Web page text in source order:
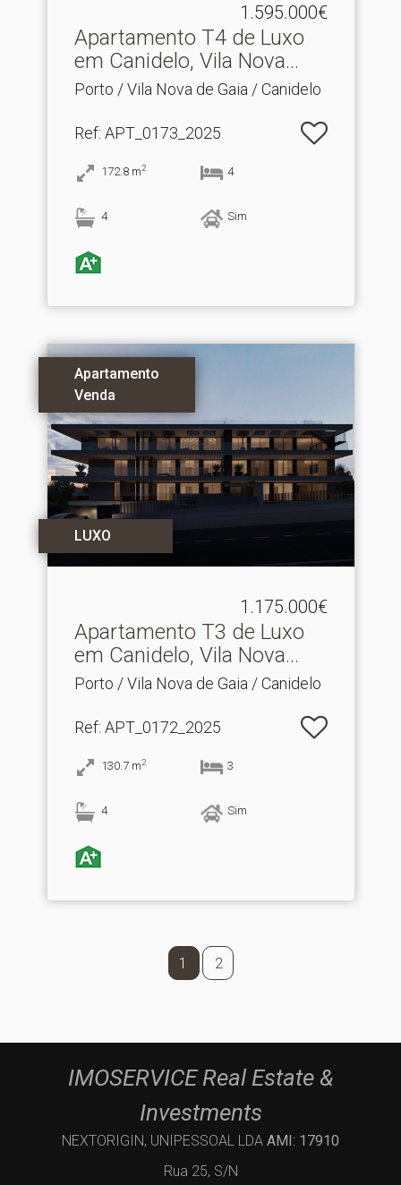
1.595.000€
Apartamento T4 de Luxo
em Canidelo, Vila Nova.​..
Porto / Vila Nova de Gaia / Canidelo
Ref: APT_0173_2025
172.8 m2 4
4 Sim
Apartamento
Venda
LUXO
1.175.000€
Apartamento T3 de Luxo
em Canidelo, Vila Nova.​..
Porto / Vila Nova de Gaia / Canidelo
Ref: APT_0172_2025
130.7 m2 3
4 Sim
1 2
IMOSERVICE Real Estate &
Investments
NEXTORIGIN, UNIPESSOAL LDA AMI: 17910
Rua 25, S/N